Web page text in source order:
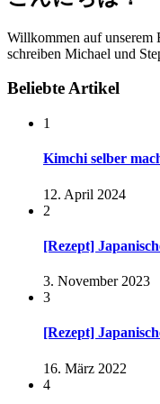
Willkommen auf
schreiben Michael und
Beliebte Artikel
1
Kimchi selber
12. April 2024
2
[Rezept]
3. November 2023
3
[Rezept]
16. März 2022
4